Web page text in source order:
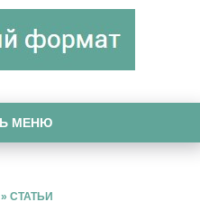
МЕНЮ
» СТАТЬИ